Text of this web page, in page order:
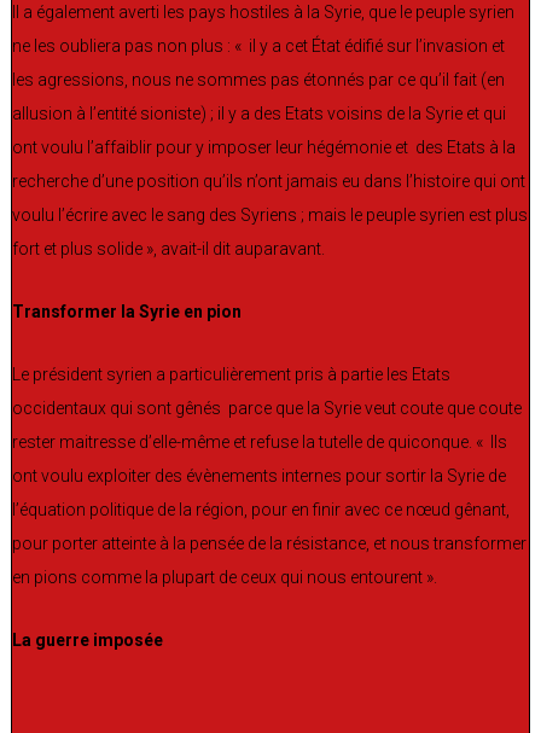
Il a également averti les pays hostiles à la Syrie, que le peuple syrien
ne les oubliera pas non plus : « il y a cet État édifié sur l’invasion et
les agressions, nous ne sommes pas étonnés par ce qu’il fait (en
allusion à l’entité sioniste) ; il y a des Etats voisins de la Syrie et qui
ont voulu l’affaiblir pour y imposer leur hégémonie et des Etats à la
recherche d’une position qu’ils n’ont jamais eu dans l’histoire qui ont
voulu l’écrire avec le sang des Syriens ; mais le peuple syrien est plus
fort et plus solide », avait-il dit auparavant.
Transformer la Syrie en pion
Le président syrien a particulièrement pris à partie les Etats
occidentaux qui sont gênés parce que la Syrie veut coute que coute
rester maitresse d’elle-même et refuse la tutelle de quiconque. « Ils
ont voulu exploiter des évènements internes pour sortir la Syrie de
l’équation politique de la région, pour en finir avec ce nœud gênant,
pour porter atteinte à la pensée de la résistance, et nous transformer
en pions comme la plupart de ceux qui nous entourent ».
La guerre imposée